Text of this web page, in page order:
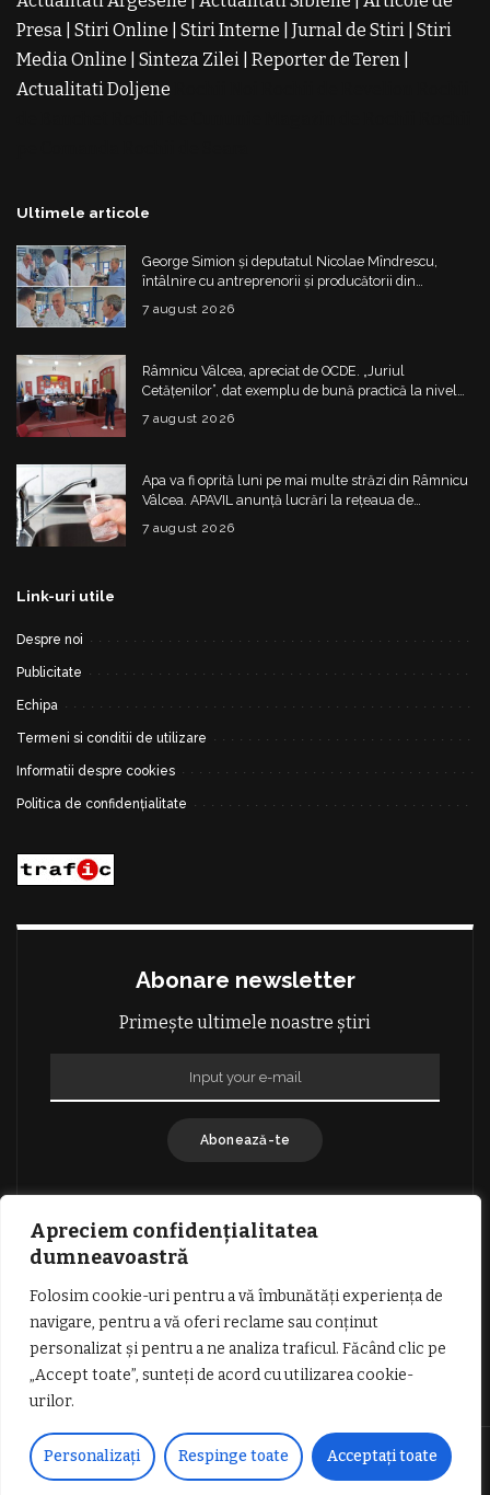
Apreciem confidențialitatea
dumneavoastră
Folosim cookie-uri pentru a vă îmbunătăți experiența de
navigare, pentru a vă oferi reclame sau conținut
personalizat și pentru a ne analiza traficul. Făcând clic pe
„Accept toate”, sunteți de acord cu utilizarea cookie-
urilor.
Personalizați Respinge toate Acceptați toate
Presa Stiri Online Stiri Interne Jurnal de Stiri Stiri
Media Online
Sinteza Zilei Reporter de Teren
Actualitati Doljene
Ultimele articole
George Simion și deputatul Nicolae Mîndrescu,
întâlnire cu antreprenorii și producătorii din
Drăgășani
7 august 2026
Râmnicu Vâlcea, apreciat de OCDE. „Juriul
Cetățenilor”, dat exemplu de bună practică la nivel
european
7 august 2026
Apa va fi oprită luni pe mai multe străzi din Râmnicu
Vâlcea. APAVIL anunță lucrări la rețeaua de
alimentare
7 august 2026
Link-uri utile
Despre noi
Publicitate
Echipa
Termeni si conditii de utilizare
Informatii despre cookies
Politica de confidențialitate
Abonare newsletter
Primește ultimele noastre știri
Abonează-te
TERMENI SI CONDITII DE UTILIZARE
INFORMATII DESPRE COOKIES
DESPRE NOI
PUBLICITATE
© Copyright Vocea Vâlcii | Toate drepturile rezervate | Site creat cu
dragoste de1SEO.ro